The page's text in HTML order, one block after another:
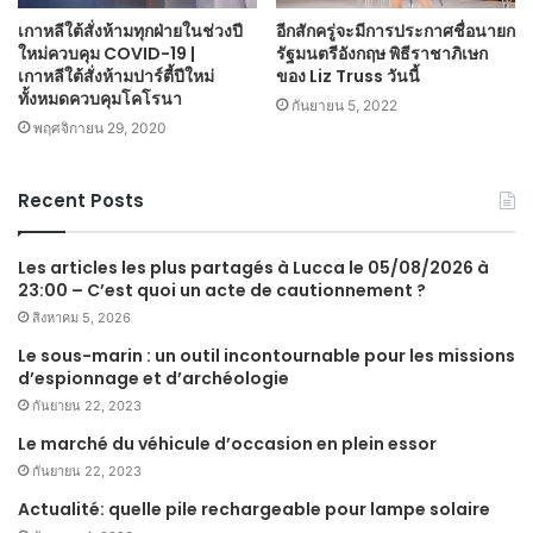
เกาหลีใต้สั่งห้ามทุกฝ่ายในช่วงปี
ใหม่ควบคุม COVID-19 |
เกาหลีใต้สั่งห้ามปาร์ตี้ปีใหม่
ทั้งหมดควบคุมโคโรนา
พฤศจิกายน 29, 2020
อีกสักครู่จะมีการประกาศชื่อนายก
รัฐมนตรีอังกฤษ พิธีราชาภิเษก
ของ Liz Truss วันนี้
กันยายน 5, 2022
Recent Posts
Les articles les plus partagés à Lucca le 05/08/2026 à
23:00 – C’est quoi un acte de cautionnement ?
สิงหาคม 5, 2026
Le sous-marin : un outil incontournable pour les missions
d’espionnage et d’archéologie
กันยายน 22, 2023
Le marché du véhicule d’occasion en plein essor
กันยายน 22, 2023
Actualité: quelle pile rechargeable pour lampe solaire